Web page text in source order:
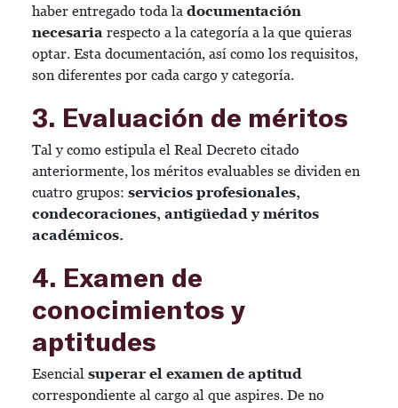
haber entregado toda la documentación
necesaria respecto a la categoría a la que quieras
optar. Esta documentación, así como los requisitos,
son diferentes por cada cargo y categoría.
3. Evaluación de méritos
Tal y como estipula el Real Decreto citado
anteriormente, los méritos evaluables se dividen en
cuatro grupos: servicios profesionales,
condecoraciones, antigüedad y méritos
académicos.
4. Examen de
conocimientos y
aptitudes
Esencial superar el examen de aptitud
correspondiente al cargo al que aspires. De no